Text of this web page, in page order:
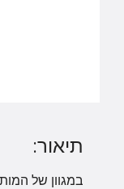
תיאור: